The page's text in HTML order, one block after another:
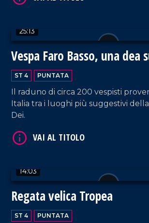
25:13
Vespa Faro Basso, una dea
degli Dei
ST 4 PUNTATA
Il raduno di circa 200 vespisti
Italia tra i luoghi più suggestivi
Dei.
14:03
Regata velica Tropea
ST 4 PUNTATA
VAI AL TITOLO
VAI AL TITOLO